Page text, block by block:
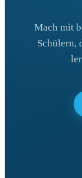
Mach mit
Schülern,